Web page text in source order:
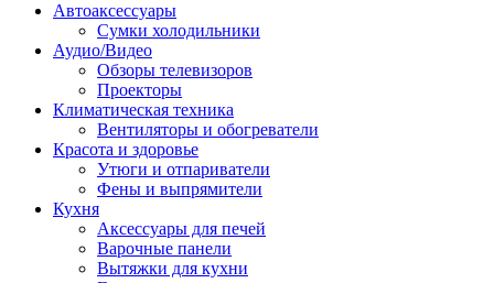
Автоаксессуары
Сумки холодильники
Аудио/Видео
Обзоры телевизоров
Проекторы
Климатическая техника
Вентиляторы и обогреватели
Красота и здоровье
Утюги и отпариватели
Фены и выпрямители
Кухня
Аксессуары для печей
Варочные панели
Вытяжки для кухни